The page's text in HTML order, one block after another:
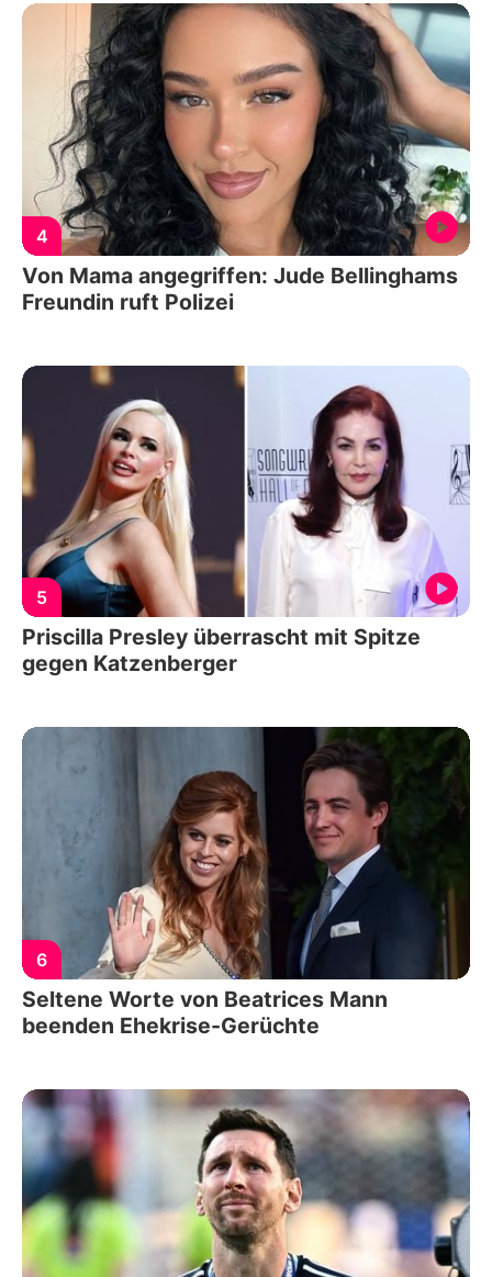
4
Von Mama angegriffen: Jude Bellinghams
Freundin ruft Polizei
5
Priscilla Presley überrascht mit Spitze
gegen Katzenberger
6
Seltene Worte von Beatrices Mann
beenden Ehekrise-Gerüchte